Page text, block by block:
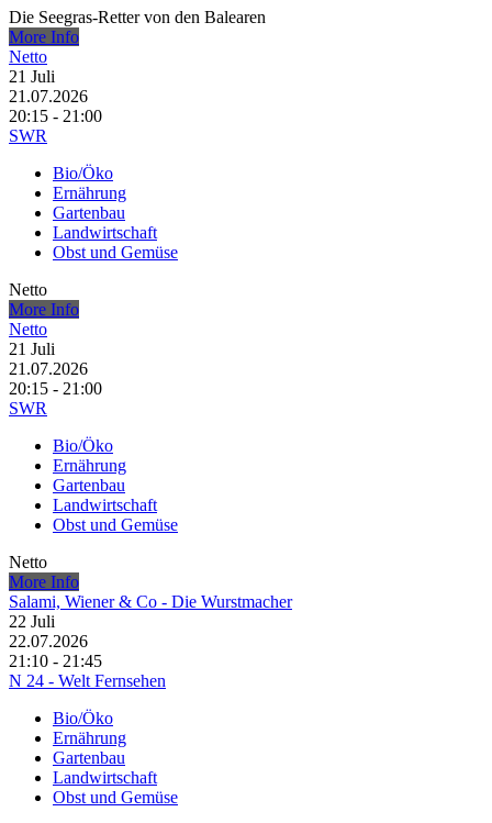
Die Seegras-Retter von den Balearen
More Info
Netto
21 Juli
21.07.2026
20:15 - 21:00
SWR
Bio/Öko
Ernährung
Gartenbau
Landwirtschaft
Obst und Gemüse
Netto
More Info
Netto
21 Juli
21.07.2026
20:15 - 21:00
SWR
Bio/Öko
Ernährung
Gartenbau
Landwirtschaft
Obst und Gemüse
Netto
More Info
Salami, Wiener & Co - Die Wurstmacher
22 Juli
22.07.2026
21:10 - 21:45
N 24 - Welt Fernsehen
Bio/Öko
Ernährung
Gartenbau
Landwirtschaft
Obst und Gemüse